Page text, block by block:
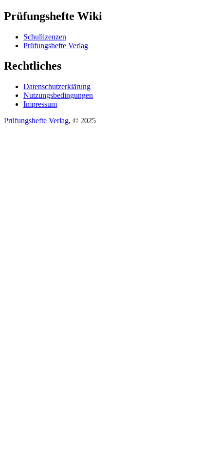
Prüfungshefte Wiki
Schullizenzen
Prüfungshefte Verlag
Rechtliches
Datenschutzerklärung
Nutzungsbedingungen
Impressum
Prüfungshefte Verlag, © 2025